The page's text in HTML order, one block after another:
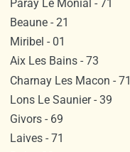
Paray Le Monial - 71
Beaune - 21
Miribel - 01
Aix Les Bains - 73
Charnay Les Macon - 71
Lons Le Saunier - 39
Givors - 69
Laives - 71